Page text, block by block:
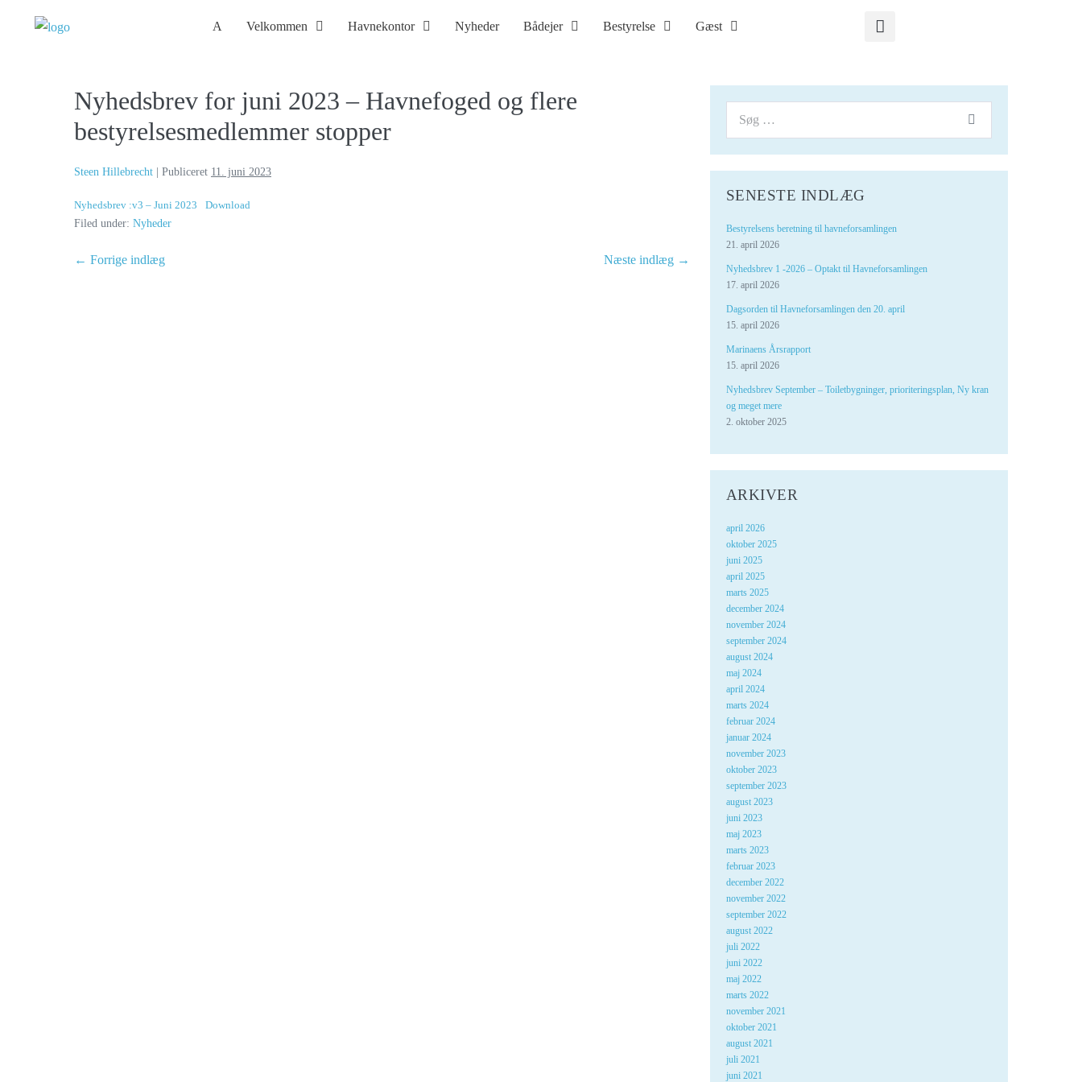
A Velkommen Havnekontor Nyheder Bådejer Bestyrelse Gæst
Nyhedsbrev for juni 2023 – Havnefoged og flere
bestyrelsesmedlemmer stopper
Steen Hillebrecht Publiceret 11. juni 2023
Nyhedsbrev :v3 – Juni 2023 Download
Filed under: Nyheder
← Forrige indlæg Næste indlæg →
SENESTE INDLÆG
Bestyrelsens beretning til havneforsamlingen
21. april 2026
Nyhedsbrev 1 -2026 – Optakt til Havneforsamlingen
17. april 2026
Dagsorden til Havneforsamlingen den 20. april
15. april 2026
Marinaens Årsrapport
15. april 2026
Nyhedsbrev September – Toiletbygninger, prioriteringsplan, Ny kran
og meget mere
2. oktober 2025
ARKIVER
april 2026
oktober 2025
juni 2025
april 2025
marts 2025
december 2024
november 2024
september 2024
august 2024
maj 2024
april 2024
marts 2024
februar 2024
januar 2024
november 2023
oktober 2023
september 2023
august 2023
juni 2023
maj 2023
marts 2023
februar 2023
december 2022
november 2022
september 2022
august 2022
juli 2022
juni 2022
maj 2022
marts 2022
november 2021
oktober 2021
august 2021
juli 2021
juni 2021